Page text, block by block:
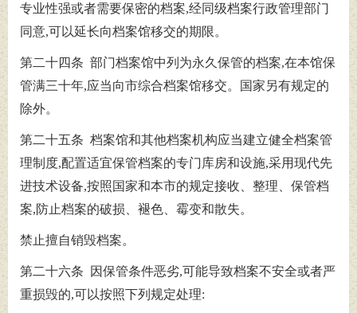
专业性强或者需要保密的档案,经同级档案行政管理部门
同意,可以延长向档案馆移交的期限。
第二十四条 部门档案馆中列为永久保管的档案,在本馆保
管满三十年,应当向市综合档案馆移交。国家另有规定的
除外。
第二十五条 档案馆和其他档案机构应当建立健全档案管
理制度,配置适宜保管档案的专门库房和设施,采用现代先
进技术设备,按照国家和本市的规定接收、整理、保管档
案,防止档案的破损、褪色、霉变和散失。
禁止擅自销毁档案。
第二十六条 因保管条件恶劣,可能导致档案不安全或者严
重损毁的,可以按照下列规定处理: